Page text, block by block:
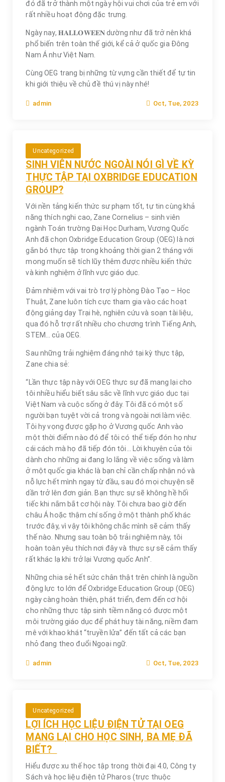
đó đã trở thành một ngày hội vui chơi của trẻ em với
rất nhiều hoạt động đặc trưng.
Ngày nay, 𝐇𝐀𝐋𝐋𝐎𝐖𝐄𝐄𝐍 dường như đã trở nên khá
phổ biến trên toàn thế giới, kể cả ở quốc gia Đông
Nam Á như Việt Nam.
Cùng OEG trang bị những từ vựng cần thiết để tự tin
khi giới thiệu về chủ đề thú vị này nhé!
admin Oct, Tue, 2023
Uncategorized
SINH VIÊN NƯỚC NGOÀI NÓI GÌ VỀ KỲ
THỰC TẬP TẠI OXBRIDGE EDUCATION
GROUP?
Với nền tảng kiến thức sư phạm tốt, tự tin cùng khả
năng thích nghi cao, Zane Cornelius – sinh viên
ngành Toán trường Đại Học Durham, Vương Quốc
Anh đã chọn Oxbridge Education Group (OEG) là nơi
gắn bó thực tập trong khoảng thời gian 2 tháng với
mong muốn sẽ tích lũy thêm được nhiều kiến thức
và kinh nghiệm ở lĩnh vực giáo dục.
Đảm nhiệm với vai trò trợ lý phòng Đào Tạo – Học
Thuật, Zane luôn tích cực tham gia vào các hoạt
động giảng dạy Trại hè, nghiên cứu và soạn tài liệu,
qua đó hỗ trợ rất nhiều cho chương trình Tiếng Anh,
STEM… của OEG.
Sau những trải nghiệm đáng nhớ tại kỳ thực tập,
Zane chia sẻ:
“Lần thực tập này với OEG thực sự đã mang lại cho
tôi nhiều hiểu biết sâu sắc về lĩnh vực giáo dục tại
Việt Nam và cuộc sống ở đây. Tôi đã có một số
người bạn tuyệt vời cả trong và ngoài nơi làm việc.
Tôi hy vọng được gặp họ ở Vương quốc Anh vào
một thời điểm nào đó để tôi có thể tiếp đón họ như
cái cách mà họ đã tiếp đón tôi… Lời khuyên của tôi
dành cho những ai đang lo lắng về việc sống và làm
ở một quốc gia khác là bạn chỉ cần chấp nhận nó và
nỗ lực hết mình ngay từ đầu, sau đó mọi chuyện sẽ
dần trở lên đơn giản. Bạn thực sự sẽ không hề hối
tiếc khi nắm bắt cơ hội này. Tôi chưa bao giờ đến
châu Á hoặc thậm chí sống ở một thành phố khác
trước đây, vì vậy tôi không chắc mình sẽ cảm thấy
thế nào. Nhưng sau toàn bộ trải nghiệm này, tôi
hoàn toàn yêu thích nơi đây và thực sự sẽ cảm thấy
rất khác lạ khi trở lại Vương quốc Anh”.
Những chia sẻ hết sức chân thật trên chính là nguồn
động lực to lớn để Oxbridge Education Group (OEG)
ngày càng hoàn thiện, phát triển, đem đến cơ hội
cho những thực tập sinh tiềm năng có được một
môi trường giáo dục để phát huy tài năng, niềm đam
mê với khao khát “truyền lửa” đến tất cả các bạn
nhỏ đang theo đuổi Ngoại ngữ.
admin Oct, Tue, 2023
Uncategorized
LỢI ÍCH HỌC LIỆU ĐIỆN TỬ TẠI OEG
MANG LẠI CHO HỌC SINH, BA MẸ ĐÃ
BIẾT?
Hiểu được xu thế học tập trong thời đại 4.0, Công ty
Sách và học liệu điện tử Pharos (trực thuộc